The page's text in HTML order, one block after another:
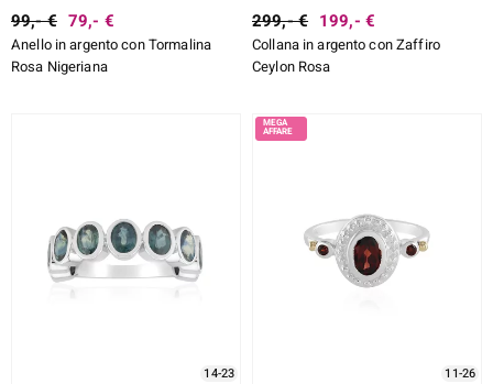
99,- € 79,- €
Anello in argento con Tormalina
Rosa Nigeriana
299,- € 199,- €
Collana in argento con Zaffiro
Ceylon Rosa
14-23 11-26